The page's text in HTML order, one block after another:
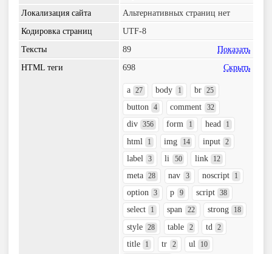
Локализация сайта
Альтернативных страниц нет
Кодировка страниц
UTF-8
Тексты
89
Показать
HTML теги
698 Скрыть
a 27 body 1 br 25
button 4 comment 32
div 356 form 1 head 1
html 1 img 14 input 2
label 3 li 50 link 12
meta 28 nav 3 noscript 1
option 3 p 9 script 38
select 1 span 22 strong 18
style 28 table 2 td 2
title 1 tr 2 ul 10